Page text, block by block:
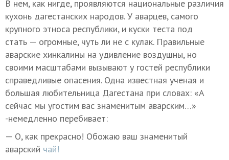
В нем, как нигде, проявляются национальные различия
кухонь дагестанских народов. У аварцев, самого
крупного этноса республики, и куски теста под
стать — огромные, чуть ли не с кулак. Правильные
аварские хинкалины на удивление воздушны, но
своими масштабами вызывают у гостей республики
справедливые опасения. Одна известная ученая и
большая любительница Дагестана при словах: «А
сейчас мы угостим вас знаменитым аварским…»
-немедленно перебивает:
— О, как прекрасно! Обожаю ваш знаменитый
аварский чай!